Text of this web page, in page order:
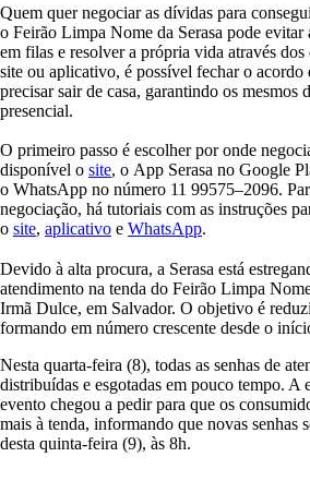
Quem quer negociar as dívidas para
o Feirão Limpa Nome da Serasa pode evitar
em filas e resolver a própria vida através
site ou aplicativo, é possível fechar o acordo
precisar sair de casa, garantindo os mesmos
presencial.
O primeiro passo é escolher por onde
disponível o site, o App Serasa no Google
o WhatsApp no número 11 99575–2096.
negociação, há tutoriais com as instruções
o site, aplicativo e WhatsApp.
Devido à alta procura, a Serasa está
atendimento na tenda do Feirão Limpa
Irmã Dulce, em Salvador. O objetivo é
formando em número crescente desde o
Nesta quarta-feira (8), todas as senhas de
distribuídas e esgotadas em pouco tempo. A
evento chegou a pedir para que os
mais à tenda, informando que novas senhas
desta quinta-feira (9), às 8h.